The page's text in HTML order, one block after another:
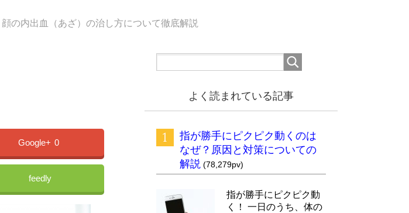
顔の内出血（あざ）の治し方について徹底解説
Google+ 0
feedly
よく読まれている記事
指が勝手にピクピク動くのは
なぜ？原因と対策についての
解説 (78,279pv)
指が勝手にピクピク動
く！ 一日のうち、体の